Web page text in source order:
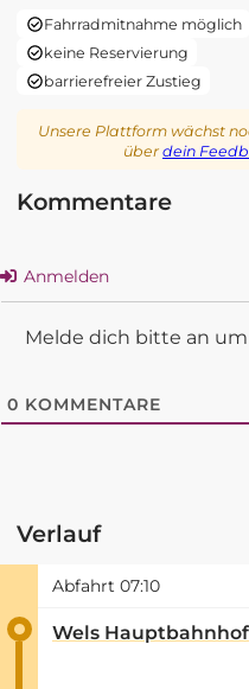
Fahrradmitnahme möglich
keine Reservierung
barrierefreier Zustieg
Unsere Plattform wächst
überdein
Kommentare
Anmelden
Melde dich bitte an
0 KOMMENTARE
Verlauf
Abfahrt 07:10
Wels Hauptbahnhof